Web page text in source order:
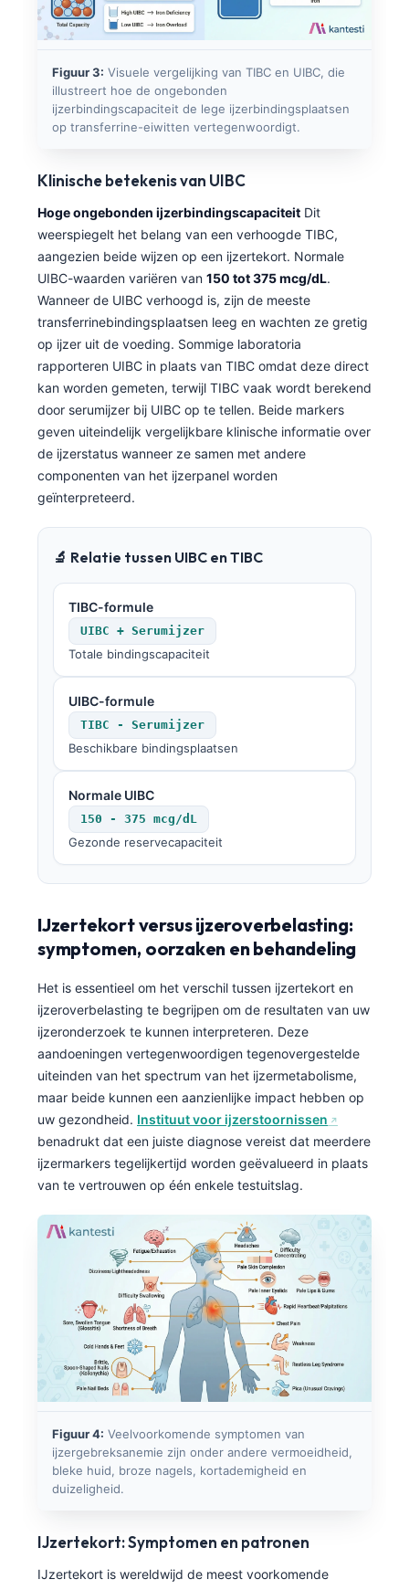
Figuur 3: Visuele vergelijking van TIBC en UIBC, die
illustreert hoe de ongebonden
ijzerbindingscapaciteit de lege ijzerbindingsplaatsen
op transferrine-eiwitten vertegenwoordigt.
Klinische betekenis van UIBC
Hoge ongebonden ijzerbindingscapaciteit Dit
weerspiegelt het belang van een verhoogde TIBC,
aangezien beide wijzen op een ijzertekort. Normale
UIBC-waarden variëren van 150 tot 375 mcg/dL.
Wanneer de UIBC verhoogd is, zijn de meeste
transferrinebindingsplaatsen leeg en wachten ze gretig
op ijzer uit de voeding. Sommige laboratoria
rapporteren UIBC in plaats van TIBC omdat deze direct
kan worden gemeten, terwijl TIBC vaak wordt berekend
door serumijzer bij UIBC op te tellen. Beide markers
geven uiteindelijk vergelijkbare klinische informatie over
de ijzerstatus wanneer ze samen met andere
componenten van het ijzerpanel worden
geïnterpreteerd.
🔬 Relatie tussen UIBC en TIBC
TIBC-formule
UIBC + Serumijzer
Totale bindingscapaciteit
UIBC-formule
TIBC - Serumijzer
Beschikbare bindingsplaatsen
Normale UIBC
150 - 375 mcg/dL
Gezonde reservecapaciteit
IJzertekort versus ijzeroverbelasting:
symptomen, oorzaken en behandeling
Het is essentieel om het verschil tussen ijzertekort en
ijzeroverbelasting te begrijpen om de resultaten van uw
ijzeronderzoek te kunnen interpreteren. Deze
aandoeningen vertegenwoordigen tegenovergestelde
uiteinden van het spectrum van het ijzermetabolisme,
maar beide kunnen een aanzienlijke impact hebben op
uw gezondheid. Instituut voor ijzerstoornissen
benadrukt dat een juiste diagnose vereist dat meerdere
ijzermarkers tegelijkertijd worden geëvalueerd in plaats
van te vertrouwen op één enkele testuitslag.
Figuur 4: Veelvoorkomende symptomen van
ijzergebreksanemie zijn onder andere vermoeidheid,
bleke huid, broze nagels, kortademigheid en
duizeligheid.
IJzertekort: Symptomen en patronen
IJzertekort is wereldwijd de meest voorkomende